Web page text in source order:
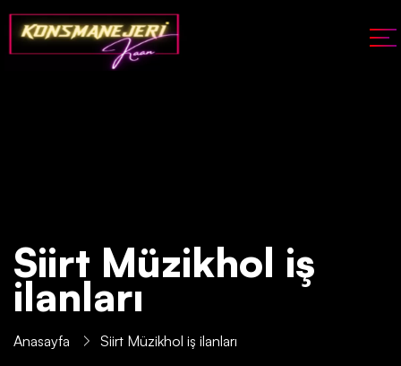
Siirt Müzikhol iş
ilanları
Anasayfa Siirt Müzikhol iş ilanları